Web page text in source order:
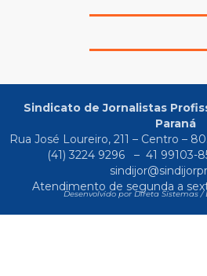
Sindicato de Jornalistas
Paraná
Rua José Loureiro, 211 – Centro –
(41) 3224 9296
– 41 99103-
Atendimento de segunda a
Desenvolvido por Direta Sistemas /